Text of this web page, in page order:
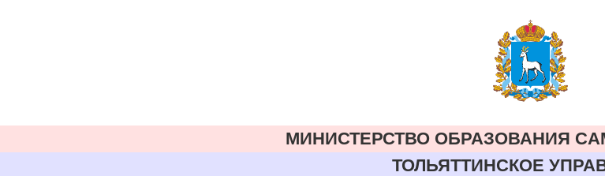
МИНИСТЕРСТВО ОБРАЗОВАНИЯ
ТОЛЬЯТТИНСКОЕ